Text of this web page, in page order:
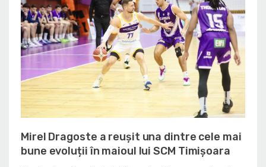
Mirel Dragoste a reușit una dintre cele mai
bune evoluții în maioul lui SCM Timișoara